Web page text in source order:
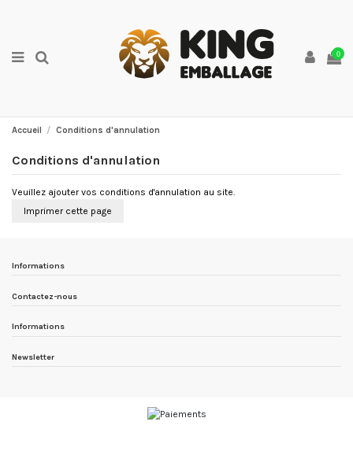
0
Accueil Conditions d'annulation
Conditions d'annulation
Veuillez ajouter vos conditions d'annulation au site.
Informations
Contactez-nous
Informations
Newsletter